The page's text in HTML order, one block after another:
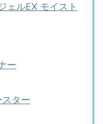
ェルEX モイスト
ー
ター